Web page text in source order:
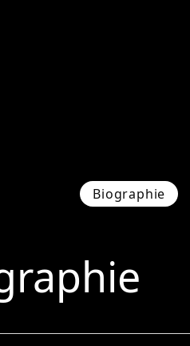
Biographie